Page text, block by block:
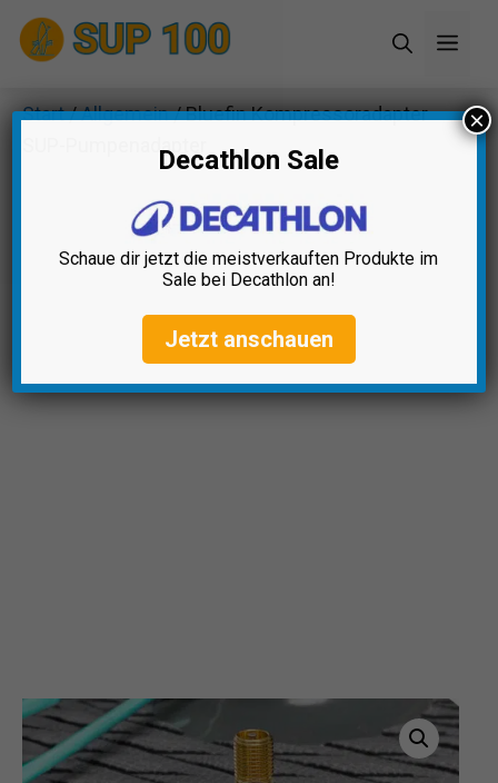
Zum
Inhalt
Start/Allgemein/ Bluefin Kompressoradapter
SUP-PumpenadapterDecathlon Sale
Schaue dir jetzt die meistverkauften Produkte im
Sale bei Decathlon an!
Jetzt anschauen
×